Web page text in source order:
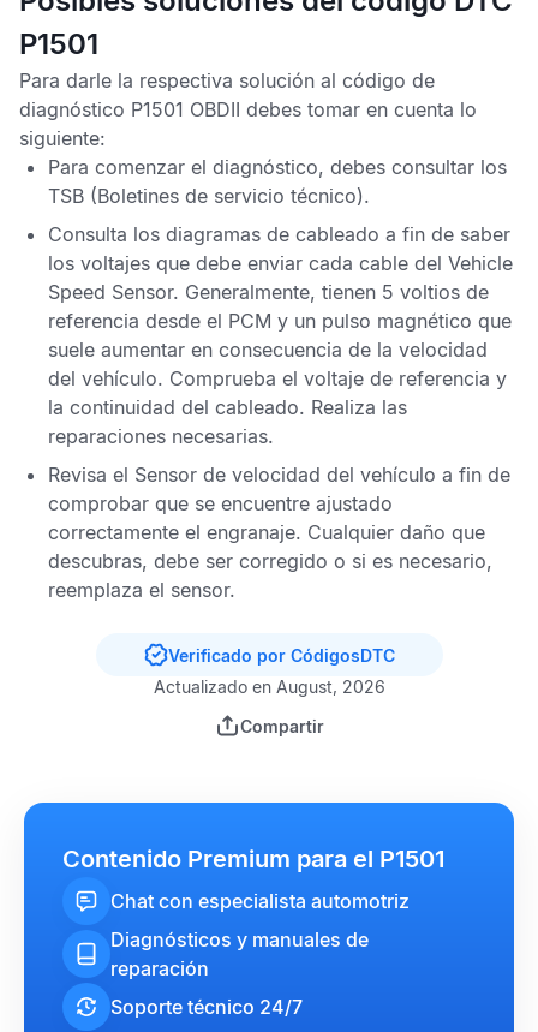
P1501
Para darle la respectiva solución al código de
diagnóstico P1501 OBDII debes tomar en cuenta lo
siguiente:
Para comenzar el diagnóstico, debes consultar los
TSB (Boletines de servicio técnico).
Consulta los diagramas de cableado a fin de saber
los voltajes que debe enviar cada cable del Vehicle
Speed Sensor. Generalmente, tienen 5 voltios de
referencia desde el PCM y un pulso magnético que
suele aumentar en consecuencia de la velocidad
del vehículo. Comprueba el voltaje de referencia y
la continuidad del cableado. Realiza las
reparaciones necesarias.
Revisa el Sensor de velocidad del vehículo a fin de
comprobar que se encuentre ajustado
correctamente el engranaje. Cualquier daño que
descubras, debe ser corregido o si es necesario,
reemplaza el sensor.
Verificado por CódigosDTC
Actualizado en August, 2026
Compartir
Contenido Premium para el P1501
Chat con especialista automotriz
Diagnósticos y manuales de
reparación
Soporte técnico 24/7